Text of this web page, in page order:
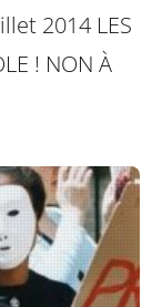
2014 LES
! NON À